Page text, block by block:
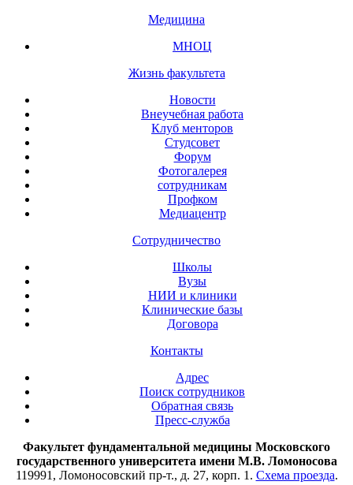
Медицина
МНОЦ
Жизнь факультета
Новости
Внеучебная работа
Клуб менторов
Студсовет
Форум
Фотогалерея
сотрудникам
Профком
Медиацентр
Сотрудничество
Школы
Вузы
НИИ и клиники
Клинические базы
Договора
Контакты
Адрес
Поиск сотрудников
Обратная связь
Пресс-служба
Факультет фундаментальной медицины Московского
государственного университета имени М.В. Ломоносова
119991, Ломоносовский пр-т., д. 27, корп. 1. Схема проезда.